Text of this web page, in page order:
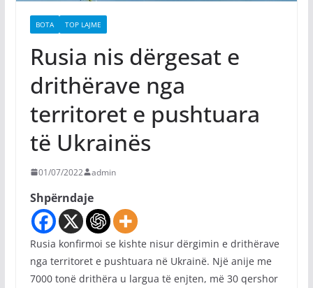
BOTA TOP LAJME
Rusia nis dërgesat e
drithërave nga
territoret e pushtuara
të Ukrainës
01/07/2022 admin
Shpërndaje
Rusia konfirmoi se kishte nisur dërgimin e drithërave
nga territoret e pushtuara në Ukrainë. Një anije me
7000 tonë drithëra u largua të enjten, më 30 qershor